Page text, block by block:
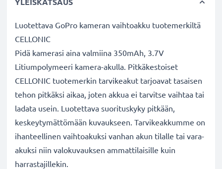
Luotettava GoPro kameran vaihtoakku tuotemerkiltä
CELLONIC
Pidä kamerasi aina valmiina 350mAh, 3.7V
Litiumpolymeeri kamera-akulla. Pitkäkestoiset
CELLONIC tuotemerkin tarvikeakut tarjoavat tasaisen
tehon pitkäksi aikaa, joten akkua ei tarvitse vaihtaa tai
ladata usein. Luotettava suorituskyky pitkään,
keskeytymättömään kuvaukseen. Tarvikeakkumme on
ihanteellinen vaihtoakuksi vanhan akun tilalle tai vara-
akuksi niin valokuvauksen ammattilaisille kuin
harrastajillekin.